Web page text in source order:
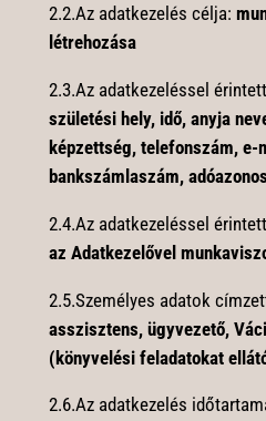
2.2.Az adatkezelés célja:
létrehozása
2.3.Az adatkezeléssel
születési hely, idő, anyja
képzettség, telefonszám, e-
bankszámlaszám,
2.4.Az adatkezeléssel
az Adatkezelővel
2.5.Személyes adatok
asszisztens, ügyvezető,
(könyvelési feladatokat
2.6.Az adatkezelés